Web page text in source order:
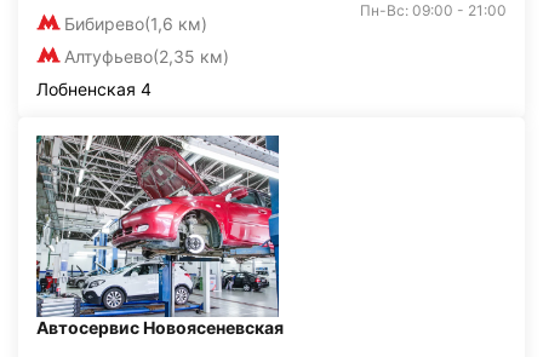
Бибирево(1,6 км)
Алтуфьево(2,35 км)
Пн-Вс: 09:00 - 21:00
Лобненская 4
Автосервис Новоясеневская